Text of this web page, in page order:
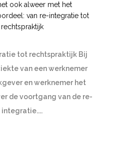
ook alweer met het
van re-integratie tot
rechtspraktijk
tot rechtspraktijk Bij
van een werknemer
en werknemer het
de voortgang van de re-
integratie....